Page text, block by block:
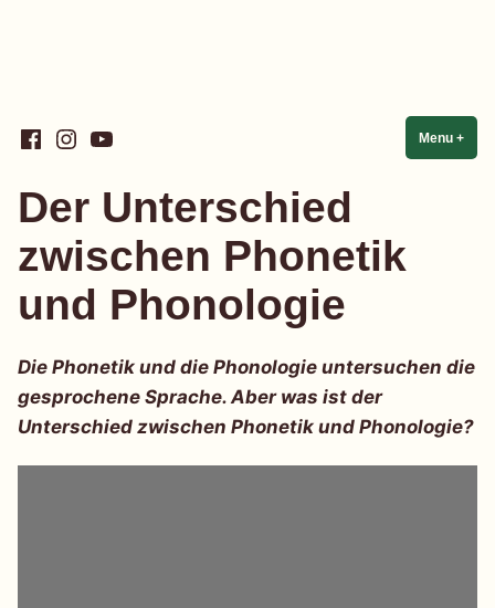
Linguistik einfach einfach Menu +
Facebook
Instagram
YouTube
Der Unterschied
zwischen Phonetik
und Phonologie
Die Phonetik und die Phonologie untersuchen die
gesprochene Sprache. Aber was ist der
Unterschied zwischen Phonetik und Phonologie?